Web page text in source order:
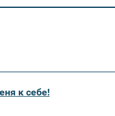
к себе!